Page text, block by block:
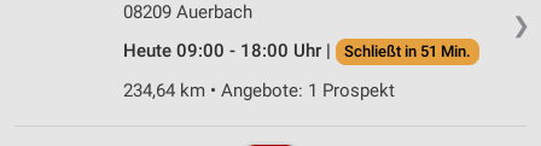
❯
08209 Auerbach
Heute 09:00 - 18:00 Uhr |
Schließt in 51 Min.
234,64 km • Angebote: 1 Prospekt